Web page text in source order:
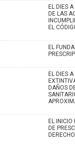
EL DIES
DE LAS
EL
EL
EL DIES
DAÑOS
EL
DE